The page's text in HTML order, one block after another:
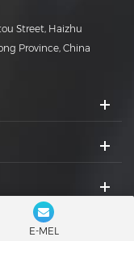
Street, Haizhu
Province, China
E-MEL